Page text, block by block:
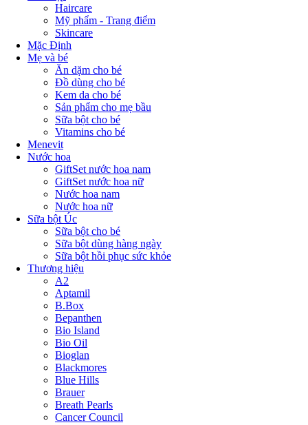
Haircare
Mỹ phẩm - Trang điểm
Skincare
Mặc Định
Mẹ và bé
Ăn dặm cho bé
Đồ dùng cho bé
Kem da cho bé
Sản phẩm cho mẹ bầu
Sữa bột cho bé
Vitamins cho bé
Menevit
Nước hoa
GiftSet nước hoa nam
GiftSet nước hoa nữ
Nước hoa nam
Nước hoa nữ
Sữa bột Úc
Sữa bột cho bé
Sữa bột dùng hàng ngày
Sữa bột hồi phục sức khỏe
Thương hiệu
A2
Aptamil
B.Box
Bepanthen
Bio Island
Bio Oil
Bioglan
Blackmores
Blue Hills
Brauer
Breath Pearls
Cancer Council